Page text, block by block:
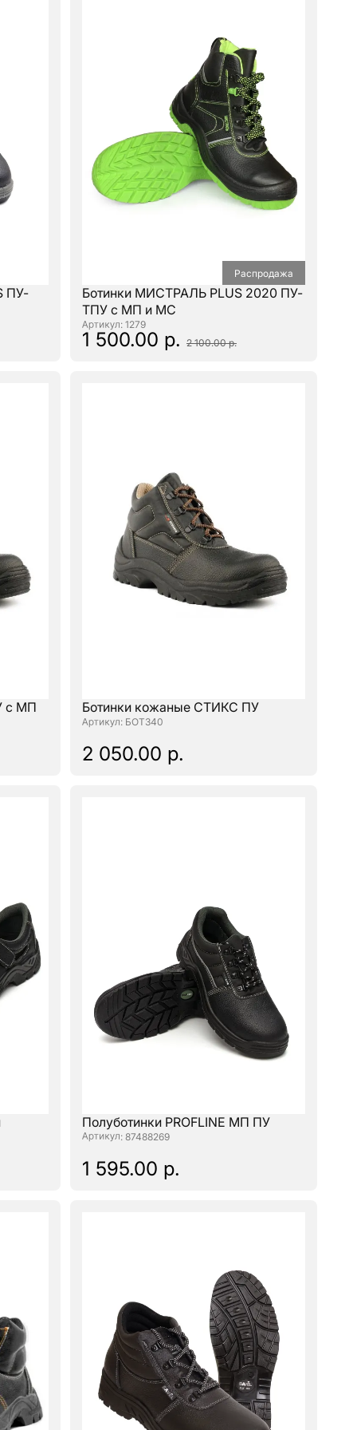
ПУ-
Распродажа
Ботинки МИСТРАЛЬ PLUS 2020 ПУ-
ТПУ с МП и МС
: 1279
1 500.00 р. 2 100.00 р.
с МП Ботинки кожаные СТИКС ПУ
: БОТ340
2 050.00 р.
Полуботинки PROFLINE МП ПУ
: 87488269
1 595.00 р.